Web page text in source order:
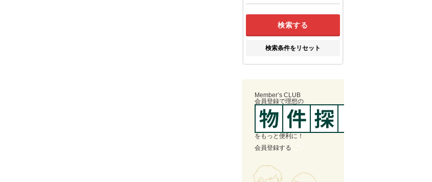
検索条件をリセット
Member’s CLUB
会員登録で理想の
を もっと便利に！
会員登録する